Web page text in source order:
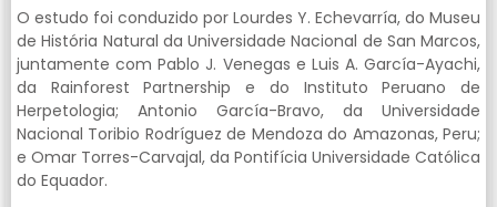
O estudo foi conduzido por Lourdes Y. Echevarría, do Museu
de História Natural da Universidade Nacional de San Marcos,
juntamente com Pablo J. Venegas e Luis A. García-Ayachi,
da Rainforest Partnership e do Instituto Peruano de
Herpetologia; Antonio García-Bravo, da Universidade
Nacional Toribio Rodríguez de Mendoza do Amazonas, Peru;
e Omar Torres-Carvajal, da Pontifícia Universidade Católica
do Equador.